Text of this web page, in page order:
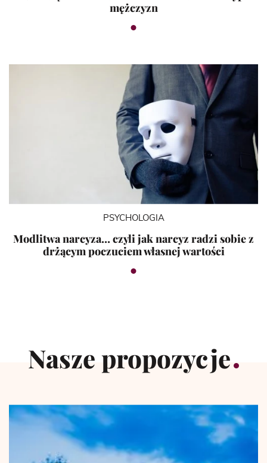
mężczyzn
PSYCHOLOGIA
Modlitwa narcyza… czyli jak narcyz radzi sobie z
drżącym poczuciem własnej wartości
Nasze propozycje